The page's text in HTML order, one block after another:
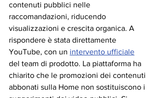
contenuti pubblici nelle
raccomandazioni, riducendo
visualizzazioni e crescita organica. A
rispondere è stata direttamente
YouTube, con un intervento ufficiale
del team di prodotto. La piattaforma ha
chiarito che le promozioni dei contenuti
abbonati sulla Home non sostituiscono i